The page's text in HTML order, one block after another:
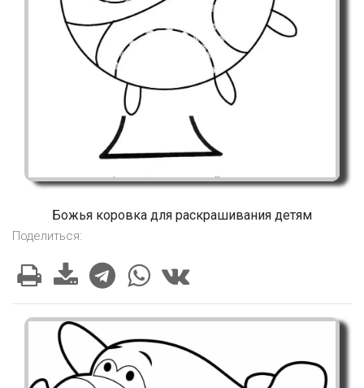
Божья коровка для раскрашивания детям
Поделиться: